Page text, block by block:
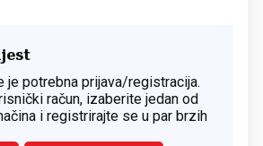
je potrebna prijava/registracija.
račun, izaberite jedan od
i registrirajte se u par brzih